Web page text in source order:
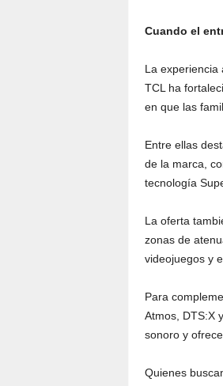
Cuando el
La experiencia
TCL ha
en que las
Entre ellas
de la marca,
tecnología
La oferta
zonas de
videojuegos y
Para
Atmos, DTS:X
sonoro y
Quienes